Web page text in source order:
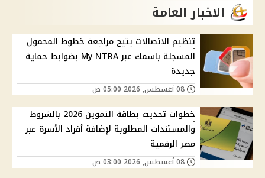
الاخبار العامة
تنظيم الاتصالات يتيح مراجعة خطوط المحمول
المسجلة باسمك عبر My NTRA بضوابط حماية
جديدة
خطوات تحديث بطاقة التموين 2026 بالشروط
والمستندات المطلوبة لإضافة أفراد الأسرة عبر
مصر الرقمية